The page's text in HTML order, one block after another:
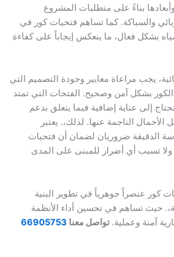
بناءً على متطلبات المشروع
كما تساهم فتحيات كور في
فعال، ما ينعكس إيجاباً على كفاءة
مراعاة معايير وجودة التصميم التي
آمن وصحيح. الفتحات التي تمتد
عناية إضافية فيما يتعلق بدعم
الناجمة عنها. لذلك،. يعتبر
ضروريان لضمان أن فتحيات
أي أضرار للمبنى على المدى
جوهرياً في تطوير البنية
تساهم في تحسين أداء الأنظمة
وعملية.تواصل معنا66905753